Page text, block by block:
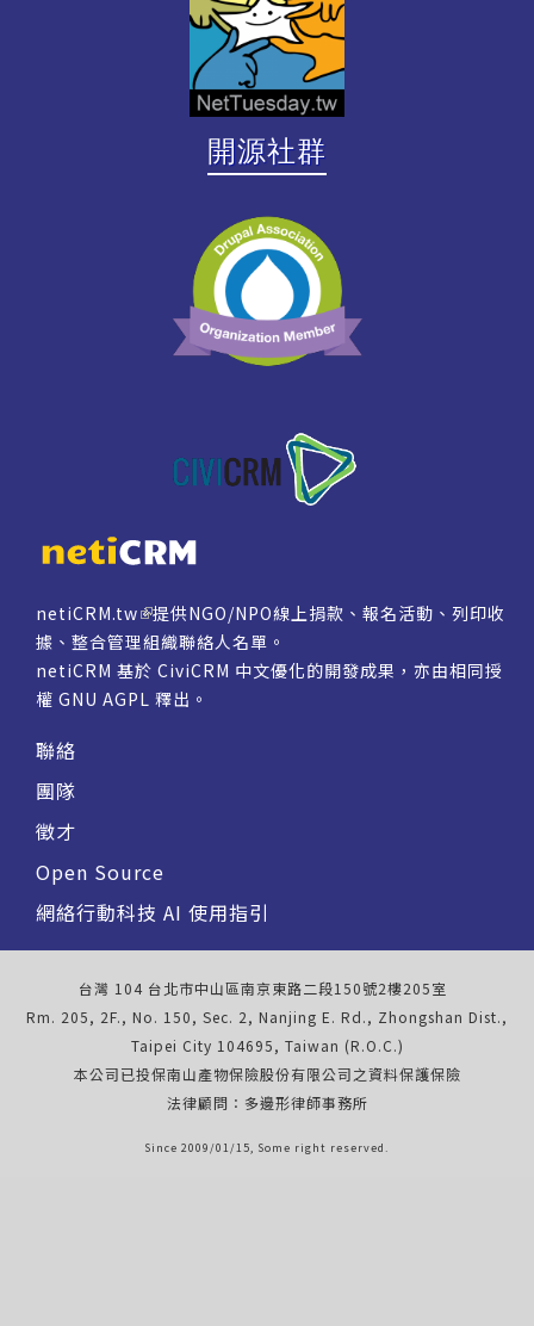
開源社群
netiCRM.tw
提供NGO/NPO線上捐款、報名活動、列印收
據、整合管理組織聯絡人名單。
netiCRM 基於 CiviCRM 中文優化的開發成果，亦由相同授
權 GNU AGPL 釋出。
聯絡
團隊
徵才
Open Source
網絡行動科技 AI 使用指引
台灣 104 台北市中山區南京東路二段150號2樓205室
Rm. 205, 2F., No. 150, Sec. 2, Nanjing E. Rd., Zhongshan Dist.,
Taipei City 104695, Taiwan (R.O.C.)
本公司已投保南山產物保險股份有限公司之資料保護保險
法律顧問：多邊形律師事務所
Since 2009/01/15, Some right reserved.